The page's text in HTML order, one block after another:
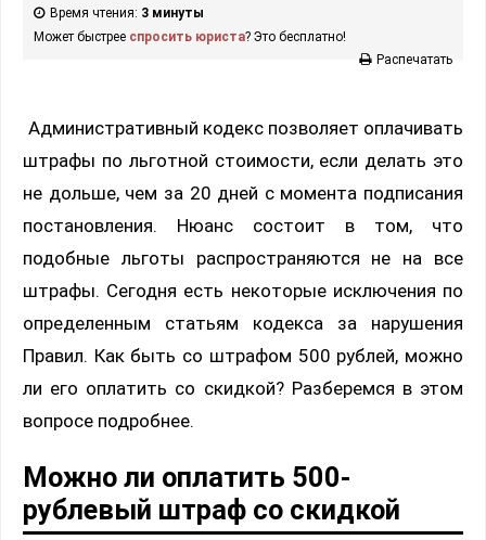
Время чтения: 3 минуты
Может быстрее спросить юриста? Это бесплатно!
Распечатать
Административный кодекс позволяет оплачивать
штрафы по льготной стоимости, если делать это
не дольше, чем за 20 дней с момента подписания
постановления. Нюанс состоит в том, что
подобные льготы распространяются не на все
штрафы. Сегодня есть некоторые исключения по
определенным статьям кодекса за нарушения
Правил. Как быть со штрафом 500 рублей, можно
ли его оплатить со скидкой? Разберемся в этом
вопросе подробнее.
Можно ли оплатить 500-
рублевый штраф со скидкой